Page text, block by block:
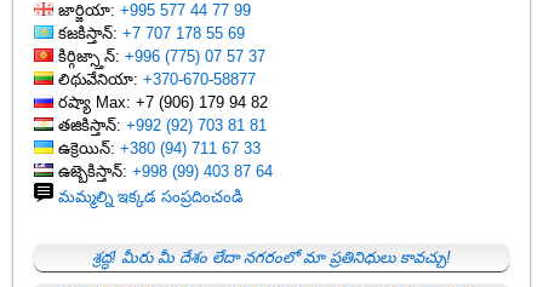
జార్జియా:+995 577 44 77 99
కజకిస్తాన్:+7 707 178 55 69
కిర్గిజ్స్తాన్:+996 (775) 07 57 37
లిథువేనియా:+370-670-58877
రష్యా Max: +7 (906) 179 94 82
తజికిస్తాన్:+992 (92) 703 81 81
ఉక్రెయిన్:+380 (94) 711 67 33
ఉజ్బెకిస్తాన్:+998 (99) 403 87 64
మమ్మల్ని ఇక్కడ సంప్రదించండి
శ్రద్ధ! మీరు మీ దేశం లేదా నగరంలో మా ప్రతినిధులు కావచ్చు!